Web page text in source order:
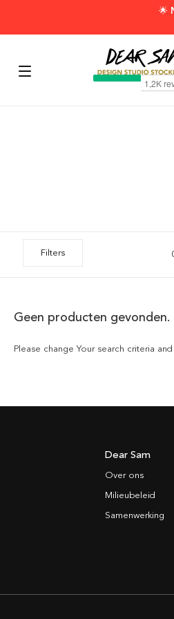
🌟
Filters
Geen producten gevonden.
Please change Your search criteria
Dear Sam
Over ons
Milieubeleid
Samenwerking